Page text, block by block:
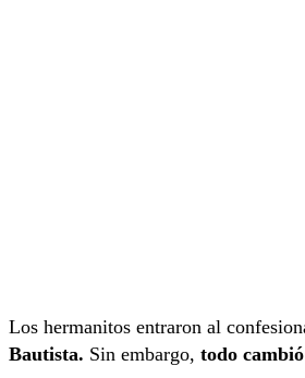
Los hermanitos entraron al
Bautista. Sin embargo, todo